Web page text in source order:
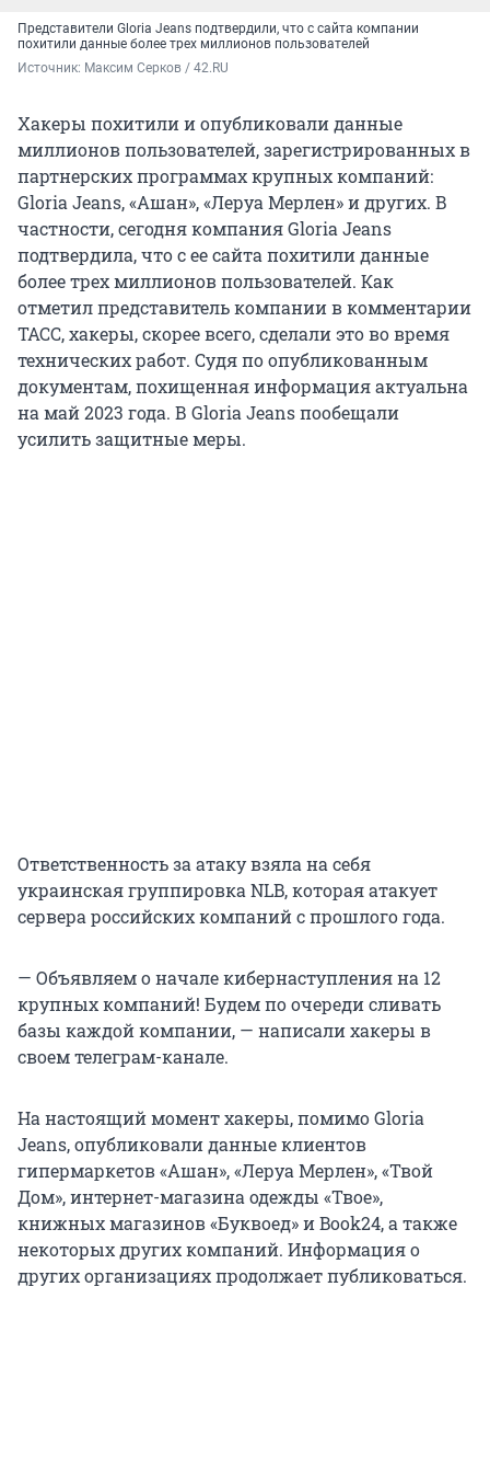
Представители Gloria Jeans подтвердили, что с сайта компании
похитили данные более трех миллионов пользователей
Источник: Максим Серков / 42.RU
Хакеры похитили и опубликовали данные
миллионов пользователей, зарегистрированных в
партнерских программах крупных компаний:
Gloria Jeans, «Ашан», «Леруа Мерлен» и других. В
частности, сегодня компания Gloria Jeans
подтвердила, что с ее сайта похитили данные
более трех миллионов пользователей. Как
отметил представитель компании в комментарии
ТАСС, хакеры, скорее всего, сделали это во время
технических работ. Судя по опубликованным
документам, похищенная информация актуальна
на май 2023 года. В Gloria Jeans пообещали
усилить защитные меры.
Ответственность за атаку взяла на себя
украинская группировка NLB, которая атакует
сервера российских компаний с прошлого года.
— Объявляем о начале кибернаступления на 12
крупных компаний! Будем по очереди сливать
базы каждой компании, — написали хакеры в
своем телеграм-канале.
На настоящий момент хакеры, помимо Gloria
Jeans, опубликовали данные клиентов
гипермаркетов «Ашан», «Леруа Мерлен», «Твой
Дом», интернет-магазина одежды «Твое»,
книжных магазинов «Буквоед» и Book24, а также
некоторых других компаний. Информация о
других организациях продолжает публиковаться.